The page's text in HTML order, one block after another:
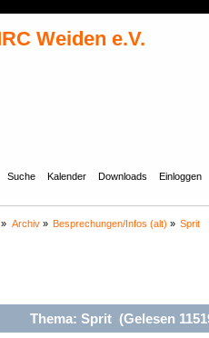
Suche Kalender Downloads Einloggen
» Archiv» Besprechungen/Infos (alt) » Sprit
Thema: Sprit (Gelesen